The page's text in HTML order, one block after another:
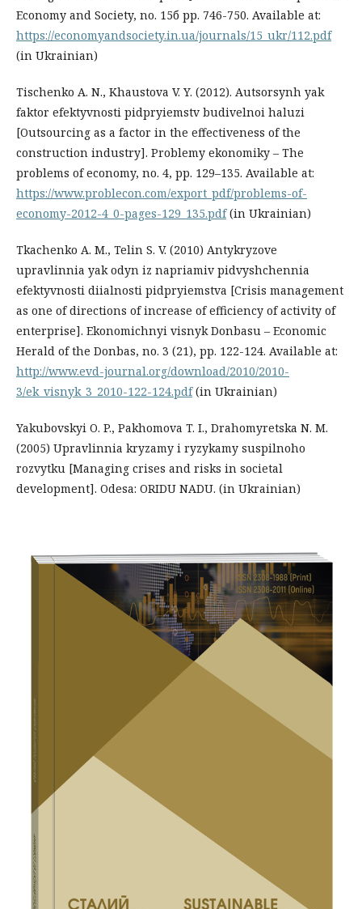
Economy and Society, no. 15б рр. 746-750. Available at:
https://economyandsociety.in.ua/journals/15_ukr/112.pdf
(in Ukrainian)
Tischenko A. N., Khaustova V. Y. (2012). Autsorsynh yak
faktor efektyvnosti pidpryiemstv budivelnoi haluzi
[Outsourcing as a factor in the effectiveness of the
construction industry]. Problemy ekonomiky – The
problems of economy, no. 4, pp. 129–135. Available at:
https://www.problecon.com/export_pdf/problems-of-
economy-2012-4_0-pages-129_135.pdf(in Ukrainian)
Tkachenko A. M., Telin S. V. (2010) Antykryzove
upravlinnia yak odyn iz napriamiv pidvyshchennia
efektyvnosti diialnosti pidpryiemstva [Crisis management
as one of directions of increase of efficiency of activity of
enterprise]. Ekonomichnyi visnyk Donbasu – Economic
Herald of the Donbas, no. 3 (21), pp. 122-124. Available at:
http://www.evd-journal.org/download/2010/2010-
3/ek_visnyk_3_2010-122-124.pdf(in Ukrainian)
Yakubovskyi O. P., Pakhomova T. I., Drahomyretska N. M.
(2005) Upravlinnia kryzamy i ryzykamy suspilnoho
rozvytku [Managing crises and risks in societal
development]. Odesa: ORIDU NADU. (in Ukrainian)